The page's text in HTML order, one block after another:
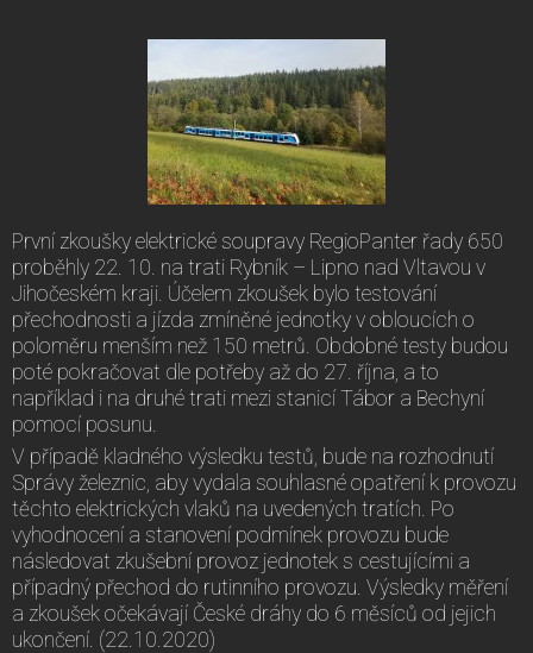
První zkoušky elektrické soupravy RegioPanter řady 650
proběhly 22. 10. na trati Rybník – Lipno nad Vltavou v
Jihočeském kraji. Účelem zkoušek bylo testování
přechodnosti a jízda zmíněné jednotky v obloucích o
poloměru menším než 150 metrů. Obdobné testy budou
poté pokračovat dle potřeby až do 27. října, a to
například i na druhé trati mezi stanicí Tábor a Bechyní
pomocí posunu.
V případě kladného výsledku testů, bude na rozhodnutí
Správy železnic, aby vydala souhlasné opatření k provozu
těchto elektrických vlaků na uvedených tratích. Po
vyhodnocení a stanovení podmínek provozu bude
následovat zkušební provoz jednotek s cestujícími a
případný přechod do rutinního provozu. Výsledky měření
a zkoušek očekávají České dráhy do 6 měsíců od jejich
ukončení. (22.10.2020)